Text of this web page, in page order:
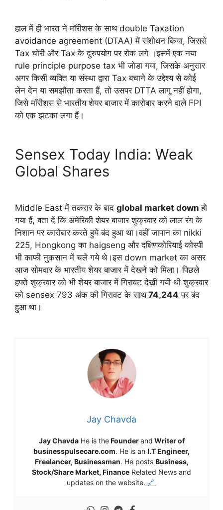
हाल में ही भारत ने मॉरीशस के साथ double Taxation
avoidance agreement (DTAA) में संशोधन किया, जिससे
Tax चोरी और Tax के दुरुपयोग पर रोक लगे ।इसमें एक नया
rule principle purpose tax भी जोडा गया, जिसके अनुसार
अगर किसी व्यक्ति या संस्था द्वारा Tax बचाने के उद्देश्य से कोई
लेन देन या समझौता करता हैं, तो उसपर DTTA लागू नहीं होगा,
जिसे मॉरीशस से भारतीय शेयर बाजार में कारोबार करने वाले FPI
को एक झटका लगा हैं।
Sensex Today India: Weak
Global Shares
Middle East में तकरार के बाद global market downहो
गया हैं, बता दें कि अमेरिकी शेयर बाजार शुक्रवार को लाल रंग के
निशान पर कारोबार करते हुये बंद हुआ था।वहीं जापान का nikki
225, Hongkong का haigseng और दक्षिणकोरियाई कोस्पी
भी काफी नुकसान में चले गये थे।इस down market का असर
आज सोमवार के भारतीय शेयर बाजार में देखने को मिला। पिछले
हफ्ते शुक्रवार को भी शेयर बाजार में गिरावट देखी गयी थी शुक्रवार
को sensex 793 अंक की गिरावट के साथ74,244 पर बंद
हुआ था।
Jay Chavda
Jay ChavdaHe is theFounderand Writer of
businesspulsecare.com. He is an I.T Engineer,
Freelancer, Businessman. He posts Business,
Stock/Share Market, Finance Related News and
updates on the website. 🔗